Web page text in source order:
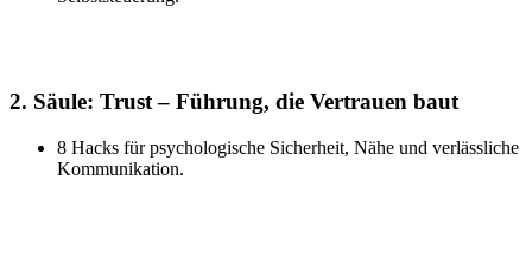
2. Säule: Trust – Führung, die Vertrauen baut
8 Hacks für psychologische Sicherheit, Nähe und verlässliche
Kommunikation.